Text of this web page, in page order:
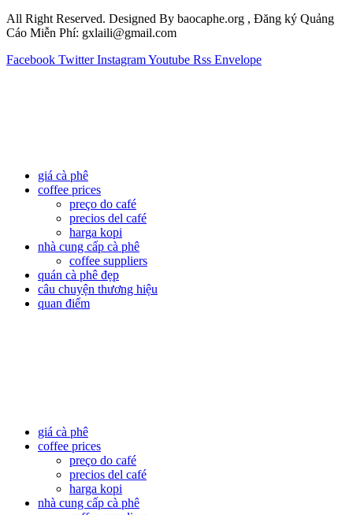
All Right Reserved. Designed By baocaphe.org , Đăng ký Quảng
Cáo Miễn Phí: gxlaili@gmail.com
Facebook Twitter InstagramYoutube Rss Envelope
giá cà phê
coffee prices
preço do café
precios del café
harga kopi
nhà cung cấp cà phê
coffee suppliers
quán cà phê đẹp
câu chuyện thương hiệu
quan điểm
giá cà phê
coffee prices
preço do café
precios del café
harga kopi
nhà cung cấp cà phê